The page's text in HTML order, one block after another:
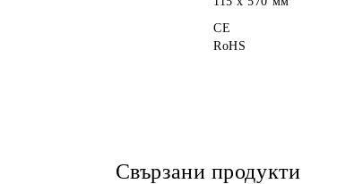
CE
RoHS
Свързани продукти